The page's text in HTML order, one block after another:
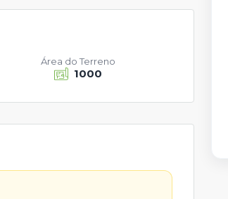
1000
Área do Terreno